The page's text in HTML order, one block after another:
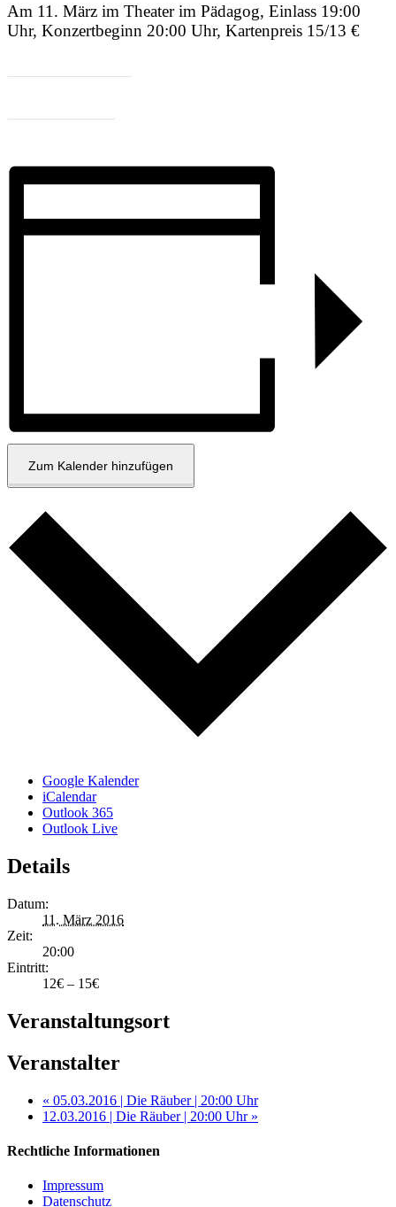
Am 11. März im Theater im Pädagog, Einlass 19:00
Uhr, Konzertbeginn 20:00 Uhr, Kartenpreis 15/13 €
Zum Kalender hinzufügen
Google Kalender
iCalendar
Outlook 365
Outlook Live
Details
Datum:
11. März 2016
Zeit:
20:00
Eintritt:
12€ – 15€
Veranstaltungsort
Veranstalter
« 05.03.2016 | Die Räuber | 20:00 Uhr
12.03.2016 | Die Räuber | 20:00 Uhr »
Rechtliche Informationen
Impressum
Datenschutz